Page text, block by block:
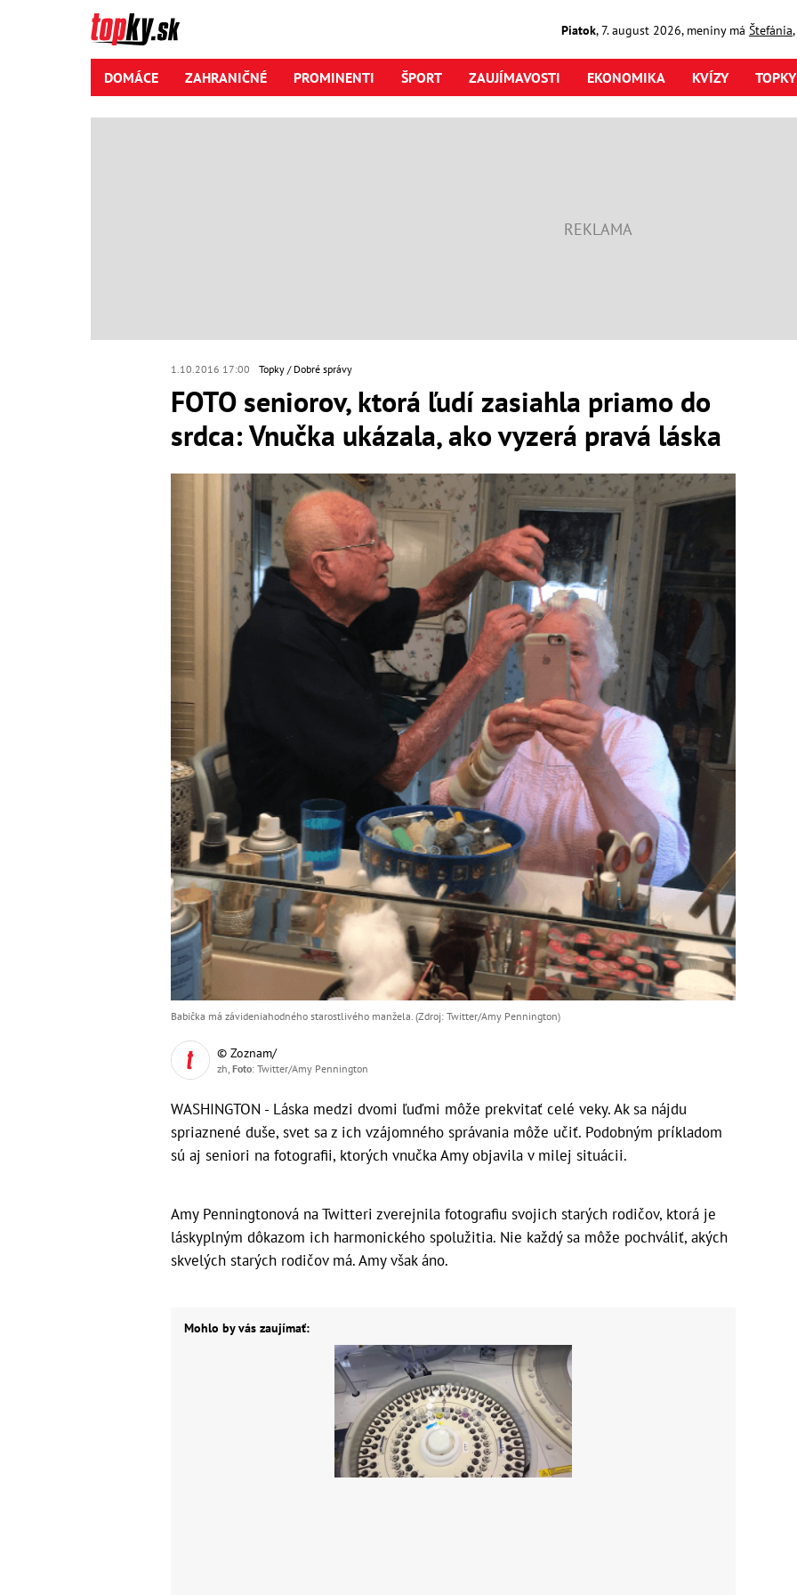
Piatok,7. august2026, meniny má Štefánia
DOMÁCE ZAHRANIČNÉ PROMINENTI ŠPORT ZAUJÍMAVOSTI EKONOMIKA KVÍZY
1.10.2016 17:00 Topky Dobré správy
FOTO seniorov, ktorá ľudí zasiahla priamo do
srdca: Vnučka ukázala, ako vyzerá pravá láska
Babička má závideniahodného starostlivého manžela. (Zdroj: Twitter/Amy Pennington)
© Zoznam/
zh, Foto: Twitter/Amy Pennington
WASHINGTON - Láska medzi dvomi ľuďmi môže prekvitať celé veky. Ak sa nájdu
spriaznené duše, svet sa z ich vzájomného správania môže učiť. Podobným príkladom
sú aj seniori na fotografii, ktorých vnučka Amy objavila v milej situácii.
Amy Penningtonová na Twitteri zverejnila fotografiu svojich starých rodičov, ktorá je
láskyplným dôkazom ich harmonického spolužitia. Nie každý sa môže pochváliť, akých
skvelých starých rodičov má. Amy však áno.
Mohlo by vás zaujímať: